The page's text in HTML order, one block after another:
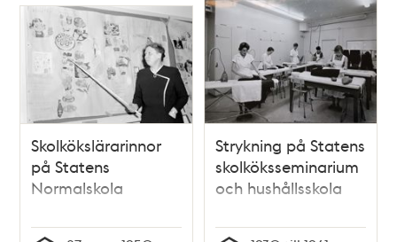
Skolkökslärarinnor
på Statens
Normalskola
Strykning på Statens
skolköksseminarium
och hushållsskola